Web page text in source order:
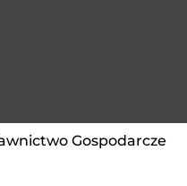
Gospodarcze